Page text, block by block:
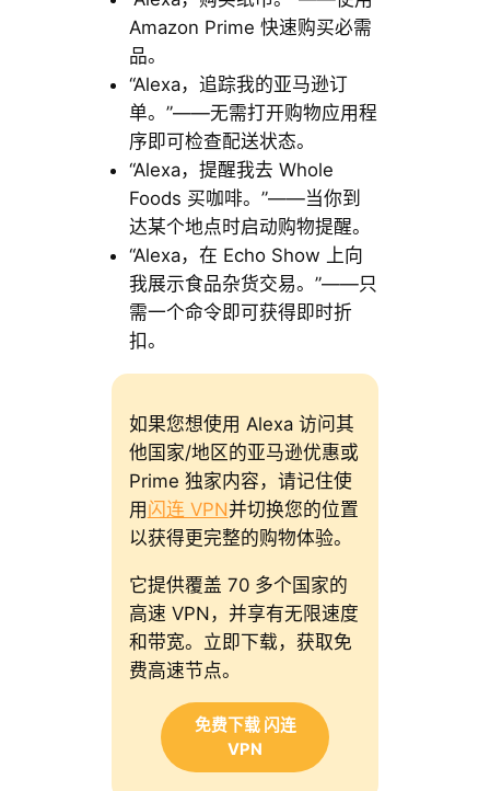
Amazon Prime 快速购买必需
品。
“Alexa，追踪我的亚马逊订
单。”——无需打开购物应用程
序即可检查配送状态。
“Alexa，提醒我去 Whole
Foods 买咖啡。”——当你到
达某个地点时启动购物提醒。
“Alexa，在 Echo Show 上向
我展示食品杂货交易。”——只
需一个命令即可获得即时折
扣。
如果您想使用 Alexa 访问其
他国家/地区的亚马逊优惠或
Prime 独家内容，请记住使
用闪连 VPN并切换您的位置
以获得更完整的购物体验。
它提供覆盖 70 多个国家的
高速 VPN，并享有无限速度
和带宽。立即下载，获取免
费高速节点。
免费下载 闪连
VPN